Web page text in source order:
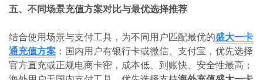
五、不同场景充值方案对比与最优选择推荐
结合使用场景与支付工具，为不同用户匹配最优的盛大一卡
通充值方案 ：国内用户有银行卡或微信、支付宝，优先选择
官方直充或正规电商卡密，成本低、到账快、安全性最高；